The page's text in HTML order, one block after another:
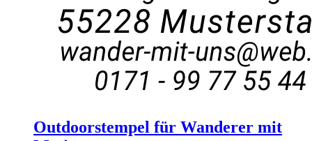
Outdoorstempel für Wanderer mit